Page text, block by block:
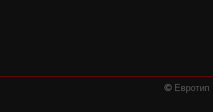
© Евротип